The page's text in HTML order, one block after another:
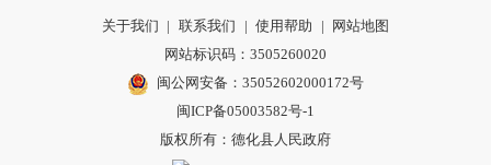
关于我们 | 联系我们 | 使用帮助 |
网站地图
网站标识码：3505260020
闽公网安备：35052602000172号
闽ICP备05003582号-1
版权所有：德化县人民政府